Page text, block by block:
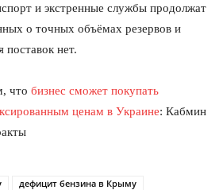
и экстренные службы продолжат
о точных объёмах резервов и
поставок нет.
что бизнес сможет покупать
ценам в Украине: Кабмин
дефицит бензина в Крыму